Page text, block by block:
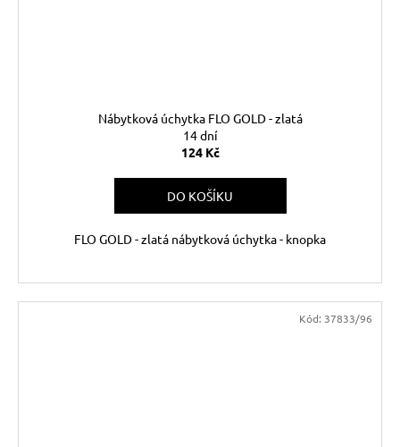
Nábytková úchytka FLO GOLD - zlatá
14 dní
124 Kč
DO KOŠÍKU
FLO GOLD - zlatá nábytková úchytka - knopka
Kód: 37833/96